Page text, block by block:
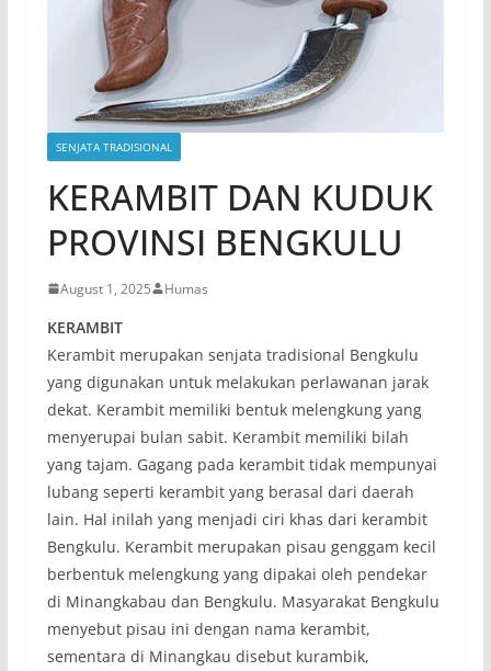
SENJATA TRADISIONAL
KERAMBIT DAN KUDUK
PROVINSI BENGKULU
August 1, 2025 Humas
KERAMBIT
Kerambit merupakan senjata tradisional Bengkulu
yang digunakan untuk melakukan perlawanan jarak
dekat. Kerambit memiliki bentuk melengkung yang
menyerupai bulan sabit. Kerambit memiliki bilah
yang tajam. Gagang pada kerambit tidak mempunyai
lubang seperti kerambit yang berasal dari daerah
lain. Hal inilah yang menjadi ciri khas dari kerambit
Bengkulu. Kerambit merupakan pisau genggam kecil
berbentuk melengkung yang dipakai oleh pendekar
di Minangkabau dan Bengkulu. Masyarakat Bengkulu
menyebut pisau ini dengan nama kerambit,
sementara di Minangkau disebut kurambik,